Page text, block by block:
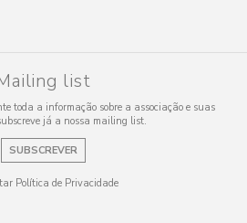
list
toda a informação sobre a associação e suas
já a nossa mailing list.
SUBSCREVER
Política de Privacidade